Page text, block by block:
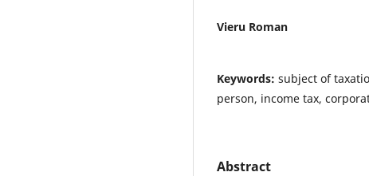
Vieru Roman
Keywords: subject of
person, income tax,
Abstract